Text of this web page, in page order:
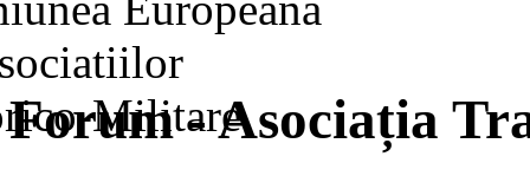
Forum - Asociația